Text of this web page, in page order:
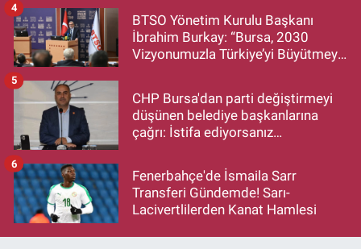
BTSO Yönetim Kurulu Başkanı
İbrahim Burkay: “Bursa, 2030
Vizyonumuzla Türkiye’yi Büyütmeye
4
CHP Bursa'dan parti değiştirmeyi
düşünen belediye başkanlarına
çağrı: İstifa ediyorsanız
5
Fenerbahçe'de İsmaila Sarr
Transferi Gündemde! Sarı-
Lacivertlilerden Kanat Hamlesi
6